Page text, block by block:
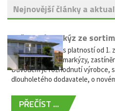
Nejnovější články a
Vyřazení markýz ze
Vážení zákazníci, s platností od 1.
nabídky výsuvné markýzy,
Důvodem je rozhodnutí výrobce,
dlouholetého dodavatele, o
PŘEČÍST ...